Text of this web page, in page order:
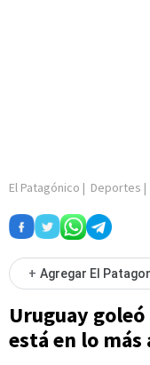
El Patagónico | Deportes |
+ Agregar El
Uruguay
está en lo